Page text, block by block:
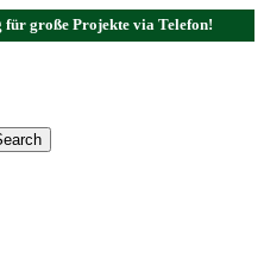
für große Projekte via Telefon!